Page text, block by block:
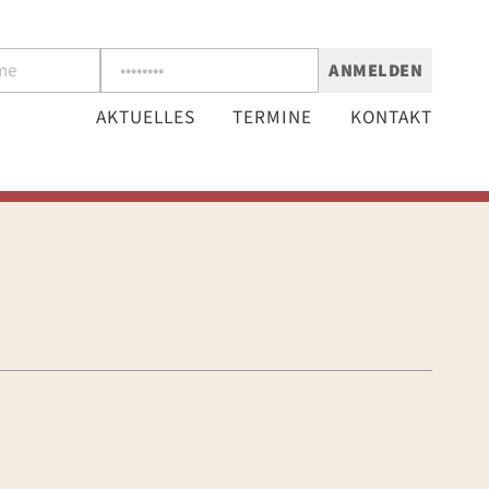
ANMELDEN
AKTUELLES TERMINE KONTAKT